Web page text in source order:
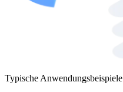
Typische Anwendungsbeispiele